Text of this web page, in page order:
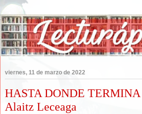
viernes, 11 de marzo de 2022
HASTA DONDE
Alaitz Leceaga